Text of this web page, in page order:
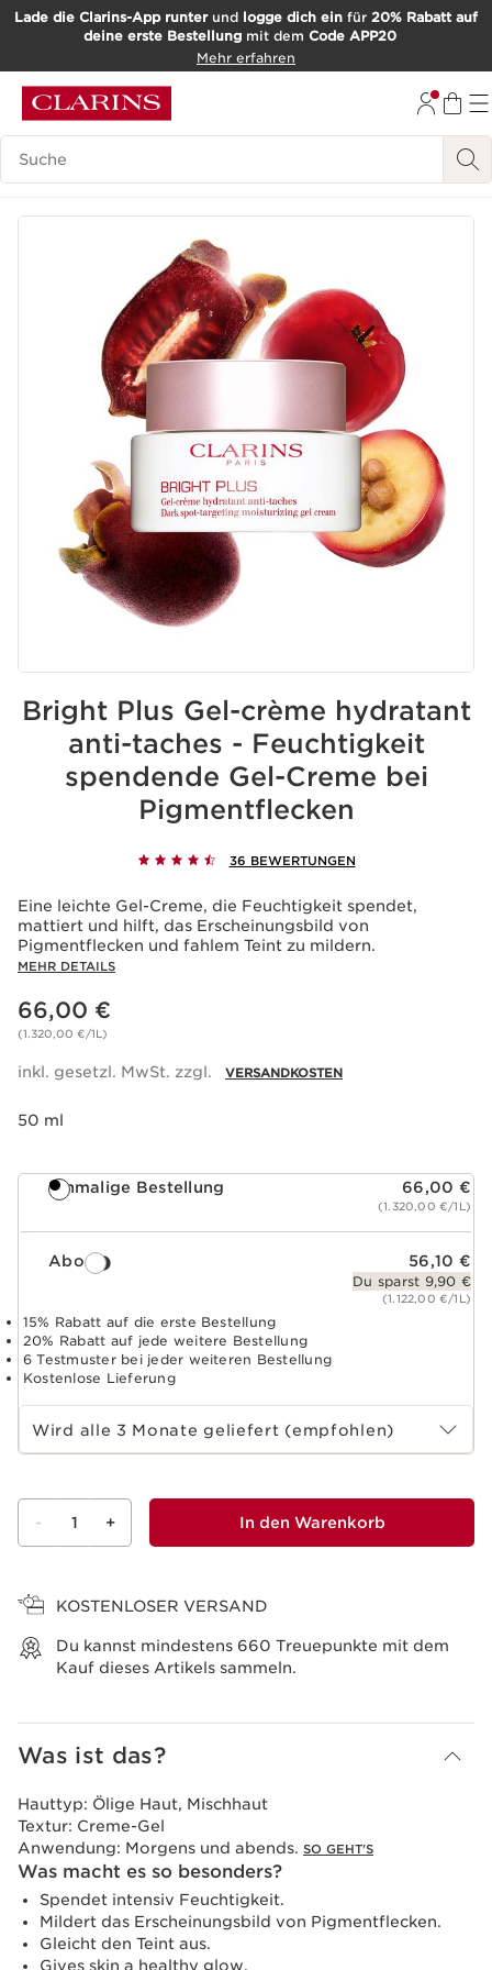
WEITER ZUM INHALT
Lade die Clarins-App runterund logge dich ein für 20% Rabatt auf
deine erste Bestellungmit dem Code APP20
Mehr erfahren
Such-Historie
Bright Plus Gel-crème hydratant
anti-taches - Feuchtigkeit
spendende Gel-Creme bei
Pigmentflecken
36 BEWERTUNGEN
Eine leichte Gel-Creme, die Feuchtigkeit spendet,
mattiert und hilft, das Erscheinungsbild von
Pigmentflecken und fahlem Teint zu mildern.
MEHR DETAILS
Aktueller Preis 66,00 €
66,00 €
(1.320,00 €/1L)
inkl. gesetzl. MwSt. zzgl. VERSANDKOSTEN
50 ml
Einmalige Bestellung 66,00 €
(1.320,00 €/1L)
Abo 56,10 €
Du sparst 9,90 €
(1.122,00 €/1L)
15% Rabatt auf die erste Bestellung
20% Rabatt auf jede weitere Bestellung
6 Testmuster bei jeder weiteren Bestellung
Kostenlose Lieferung
Abo-Zeitraum wählen
Wird alle 3 Monate geliefert (empfohlen)
- 1 + In den Warenkorb
KOSTENLOSER VERSAND
Du kannst mindestens 660 Treuepunkte mit dem
Kauf dieses Artikels sammeln.
Was ist das?
Hauttyp: Ölige Haut, Mischhaut
Textur: Creme-Gel
Anwendung: Morgens und abends. SO GEHT'S
Was macht es so besonders?
Spendet intensiv Feuchtigkeit.
Mildert das Erscheinungsbild von Pigmentflecken.
Gleicht den Teint aus.
Gives skin a healthy glow.